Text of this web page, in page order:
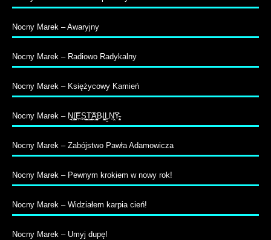
Nocny Marek – Awaryjny
Nocny Marek – Radiowo Radykalny
Nocny Marek – Księżycowy Kamień
Nocny Marek – N̠̲I͚̠̝̭͝E̹̩S̤̺̹̦̮͉͍T̬͇̭͉̖͡A̭͔̳̪̳̟̤B̵I̧̦̫͕̹̰ͅĻ̼N̩̞̤͡Y̴̹̥̜̭͕̱
Nocny Marek – Zabójstwo Pawła Adamowicza
Nocny Marek – Pewnym krokiem w nowy rok!
Nocny Marek – Widziałem karpia cień!
Nocny Marek – Umyj dupę!